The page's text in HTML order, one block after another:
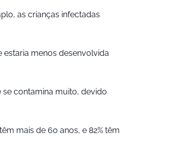
as crianças infectadas
menos desenvolvida
contamina muito, devido
mais de 60 anos, e 82% têm